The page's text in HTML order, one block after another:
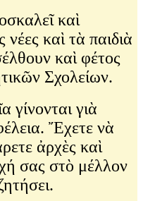
καὶ
νέες καὶ τὰ παιδιὰ
καὶ φέτος
Σχολείων.
γίνονται γιὰ
Ἔχετε νὰ
ἀρχὲς καὶ
σας στὸ μέλλον